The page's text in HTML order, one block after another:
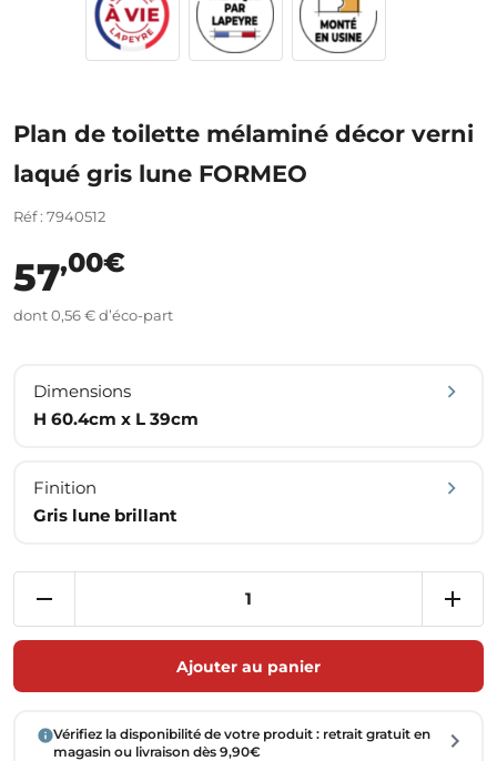
Plan de toilette mélaminé décor verni
laqué gris lune FORMEO
Réf : 7940512
57,00€
dont 0,56 € d’éco-part
Dimensions
H 60.4cm x L 39cm
Finition
Gris lune brillant
Ajouter au panier
Vérifiez la disponibilité de votre produit : retrait gratuit en
magasin ou livraison dès 9,90€